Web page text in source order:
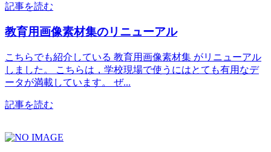
記事を読む
教育用画像素材集のリニューアル
こちらでも紹介している 教育用画像素材集 がリニューアル
しました。 こちらは，学校現場で使うにはとても有用なデ
ータが満載しています。 ぜ...
記事を読む